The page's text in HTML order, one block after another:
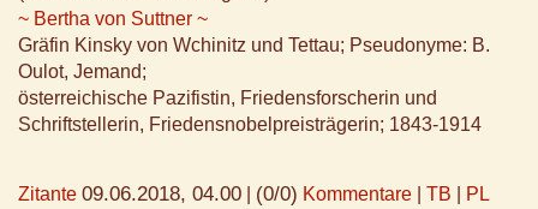
~ Bertha von Suttner ~
Gräfin Kinsky von Wchinitz und Tettau; Pseudonyme: B.
Oulot, Jemand;
österreichische Pazifistin, Friedensforscherin und
Schriftstellerin, Friedensnobelpreisträgerin; 1843-1914
Zitante 09.06.2018, 04.00 (0/0) Kommentare TB PL